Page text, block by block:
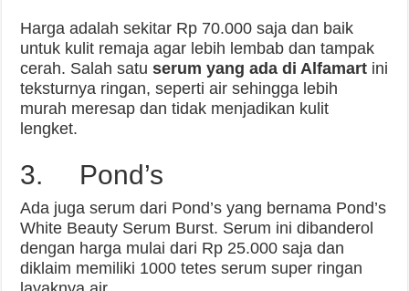
Harga adalah sekitar Rp 70.000 saja dan baik
untuk kulit remaja agar lebih lembab dan tampak
cerah. Salah satuserum yang ada di Alfamart ini
teksturnya ringan, seperti air sehingga lebih
murah meresap dan tidak menjadikan kulit
lengket.
3. Pond’s
Ada juga serum dari Pond’s yang bernama Pond’s
White Beauty Serum Burst. Serum ini dibanderol
dengan harga mulai dari Rp 25.000 saja dan
diklaim memiliki 1000 tetes serum super ringan